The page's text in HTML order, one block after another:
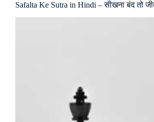
Safalta Ke Sutra in Hindi – सीखना बंद तो